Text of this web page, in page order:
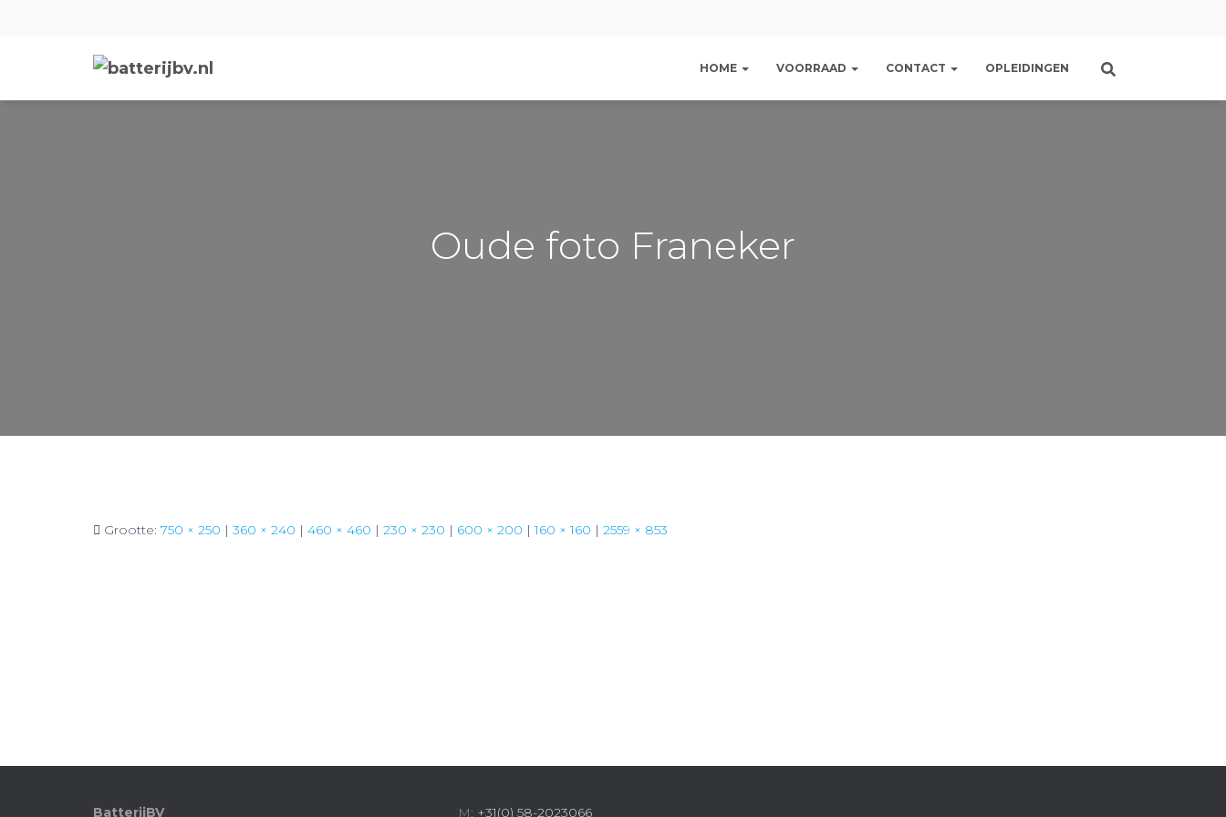
HOME VOORRAAD CONTACT OPLEIDINGEN
Oude foto Franeker
Grootte: 750 × 250 | 360 × 240 | 460 × 460 | 230 × 230 | 600 × 200 | 160 × 160 | 2559 × 853
BatterijBV M: +31(0) 58-2023066